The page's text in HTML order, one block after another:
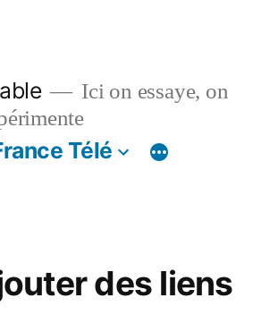
Ici on essaye, on
Télé
des liens